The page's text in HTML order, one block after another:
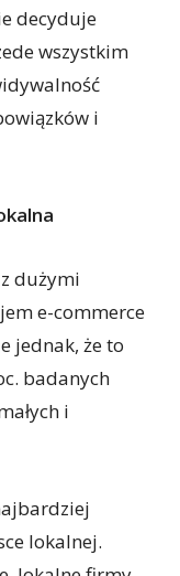
decyduje
wszystkim
i
dużymi
e-commerce
jednak, że to
badanych
i
lokalnej.